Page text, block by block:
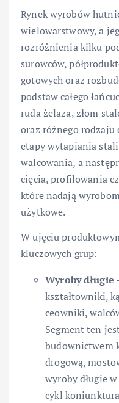
Rynek wyrobów
wielowarstwowy, a
rozróżnienia kilku
surowców,
gotowych oraz
podstaw całego
ruda żelaza, złom
oraz różnego rodzaju
etapy wytapiania
walcowania, a
cięcia, profilowania
które nadają
użytkowe.
W ujęciu
kluczowych grup:
Wyroby długie
kształtowniki,
ceowniki,
Segment ten
budownictwem
drogową,
wyroby długie
cykl